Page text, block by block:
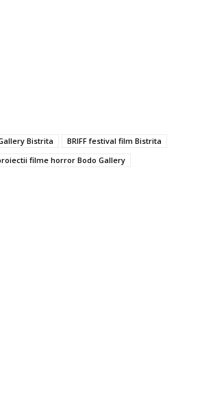
Bistrita
BRIFF festival film Bistrita
filme horror Bodo Gallery